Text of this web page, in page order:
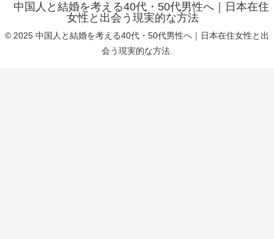
中国人と結婚を考える40代・50代男性へ｜日本在住
女性と出会う現実的な方法
© 2025 中国人と結婚を考える40代・50代男性へ｜日本在住女性と出
会う現実的な方法.